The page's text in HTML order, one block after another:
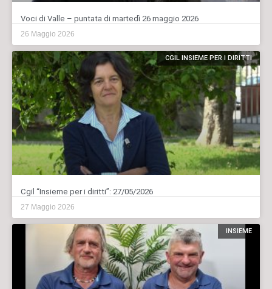
Voci di Valle – puntata di martedì 26 maggio 2026
26 Maggio 2026
CGIL INSIEME PER I DIRITTI
Cgil “Insieme per i diritti”: 27/05/2026
27 Maggio 2026
INSIEME